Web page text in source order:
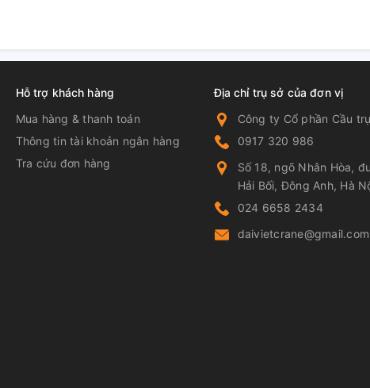
Hỗ trợ khách hàng
Mua hàng & thanh toán
Thông tin tài khoản ngân hàng
Tra cứu đơn hàng
Địa chỉ trụ sở của đơn vị
Công ty Cổ phần Cầu
0917 320 986
Số 18, ngõ Nhân Hòa,
Hải Bối, Đông Anh, Hà
024 6658 2434
daivietcrane@gmail.com